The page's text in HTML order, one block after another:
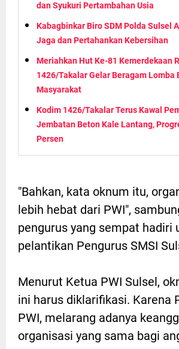
dan Syukuri Pertambahan Usia
Kabagbinkar Biro SDM Polda Sulsel
Jaga dan Pertahankan Kebersihan
Meriahkan Hut Ke-81 Kemerdekaan
1426/Takalar Gelar Beragam Lomba
Masyarakat
Kodim 1426/Takalar Terus Kawal
Jembatan Beton Kale Lantang,
Persen
"Bahkan, kata oknum itu,
lebih hebat dari PWI",
pengurus yang sempat hadiri
pelantikan Pengurus SMSI
Menurut Ketua PWI Sulsel,
ini harus diklarifikasi. Karena
PWI, melarang adanya
organisasi yang sama bagi